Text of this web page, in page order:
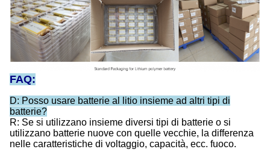
FAQ:
D: Posso usare batterie al litio insieme ad altri tipi di
batterie?
R: Se si utilizzano insieme diversi tipi di batterie o si
utilizzano batterie nuove con quelle vecchie, la differenza
nelle caratteristiche di voltaggio, capacità, ecc. fuoco.